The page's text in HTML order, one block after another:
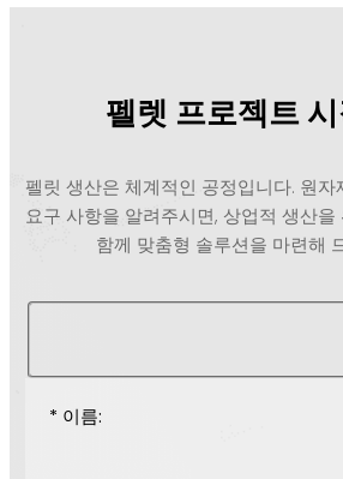
펠렛 프로젝트
펠릿 생산은 체계적인 공정입니다. 원
요구 사항을 알려주시면, 상업적 생산
함께 맞춤형 솔루션을 마련해
* 이름: